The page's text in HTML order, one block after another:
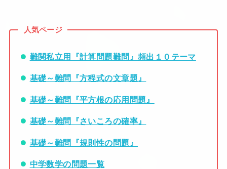
人気ページ
難関私立用『計算問題難問』頻出１０テーマ
基礎～難問『方程式の文章題』
基礎～難問『平方根の応用問題』
基礎～難問『さいころの確率』
基礎～難問『規則性の問題』
中学数学の問題一覧